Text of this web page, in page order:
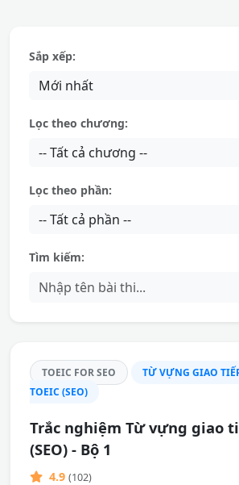
Sắp xếp:
Lọc theo chương:
Lọc theo phần:
Tìm kiếm:
TOEIC FOR SEO
TỪ VỰNG GIAO
TOEIC (SEO)
Trắc nghiệm Từ vựng giao
(SEO) - Bộ 1
4.9 (102)